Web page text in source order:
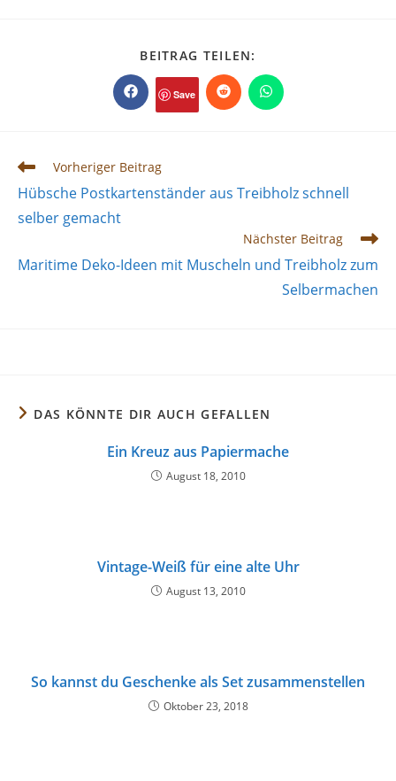
BEITRAG TEILEN:
INHALT
TEILEN
Öffnet
in
Save Öffnet
in
Öffnet
in
Weitere
Artikel
ansehen
Vorheriger Beitrag
Hübsche Postkartenständer aus Treibholz schnell
selber gemacht
Nächster Beitrag
Maritime Deko-Ideen mit Muscheln und Treibholz zum
Selbermachen
DAS KÖNNTE DIR AUCH GEFALLEN
Ein Kreuz aus Papiermache
August 18, 2010
Vintage-Weiß für eine alte Uhr
August 13, 2010
So kannst du Geschenke als Set zusammenstellen
Oktober 23, 2018